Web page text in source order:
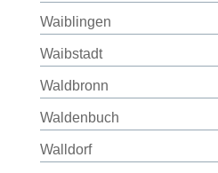
Waiblingen
Waibstadt
Waldbronn
Waldenbuch
Walldorf